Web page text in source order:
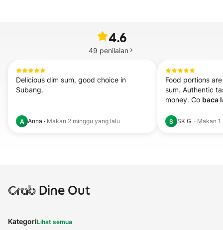
4.6
49 penilaian
Delicious dim sum, good choice in
Subang.
A Anna · Makan 2 minggu yang lalu
Food portions
sum. Authentic
money. Co baca
S SK G. · Makan 1
GrabDine Out
KategoriLihat semua